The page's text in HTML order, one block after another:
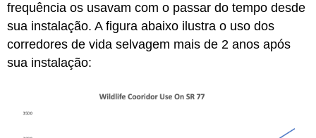
frequência os usavam com o passar do tempo desde
sua instalação. A figura abaixo ilustra o uso dos
corredores de vida selvagem mais de 2 anos após
sua instalação: